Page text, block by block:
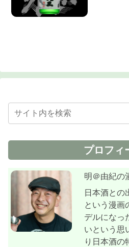
プロフィ
明＠由紀の
日本酒との
という漫画
デルになっ
いという思
り日本酒の